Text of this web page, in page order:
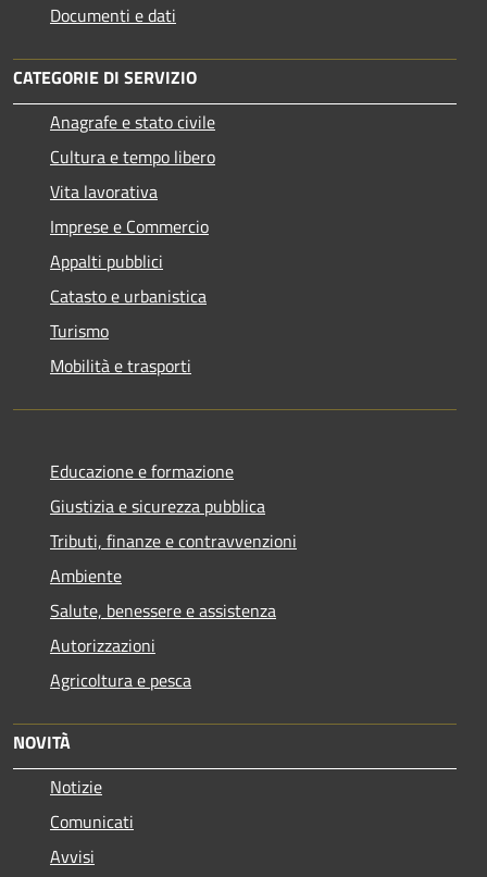
Documenti e dati
CATEGORIE DI SERVIZIO
Anagrafe e stato civile
Cultura e tempo libero
Vita lavorativa
Imprese e Commercio
Appalti pubblici
Catasto e urbanistica
Turismo
Mobilità e trasporti
Educazione e formazione
Giustizia e sicurezza pubblica
Tributi, finanze e contravvenzioni
Ambiente
Salute, benessere e assistenza
Autorizzazioni
Agricoltura e pesca
NOVITÀ
Notizie
Comunicati
Avvisi